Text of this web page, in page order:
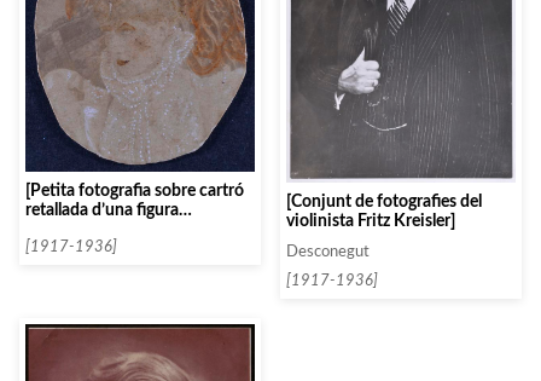
[Petita fotografia sobre cartró
retallada d’una figura
[1917-1936]
[Conjunt de fotografies del
violinista Fritz Kreisler]
Desconegut
[1917-1936]